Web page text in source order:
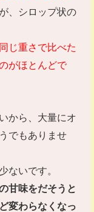
、シロップ状の
じ重さで比べた
がほとんどで
から、大量にオ
でもありませ
ないです。
甘味をだそうと
変わらなくなっ